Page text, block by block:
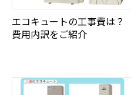
エコキュートの工事費は？
費用内訳をご紹介